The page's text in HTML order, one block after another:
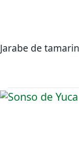
Jarabe de